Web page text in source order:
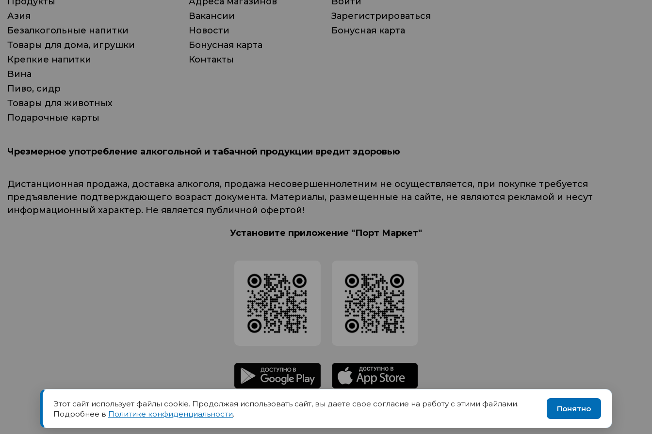
Азия
Безалкогольные напитки
Товары для дома, игрушки
Крепкие напитки
Вина
Пиво, сидр
Товары для животных
Подарочные карты
Вакансии
Новости
Бонусная карта
Контакты
Зарегистрироваться
Бонусная карта
Чрезмерное употребление алкогольной и табачной продукции вредит здоровью
Дистанционная продажа, доставка алкоголя, продажа несовершеннолетним не осуществляется, при покупке требуется
предъявление подтверждающего возраст документа. Материалы, размещенные на сайте, не являются рекламой и несут
информационный характер. Не является публичной офертой!
Установите приложение "Порт Маркет"
Товарный знак ПОРТ принадлежит Обществу с Ограниченной ответственностью СИГМАТОРГ, ОГРН 1191690035570, ИНН 1655417189
Юр.адрес 420012 Казань переулок Щербаковский дом 7, пом 1013, офис 5
Этот сайт использует файлы cookie. Продолжая использовать сайт, вы даете свое согласие на работу с этими файлами.
Подробнее в Политике конфиденциальности.
Понятно